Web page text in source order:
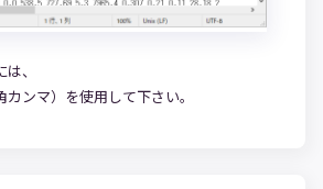
、
ンマ）を使用して下さい。